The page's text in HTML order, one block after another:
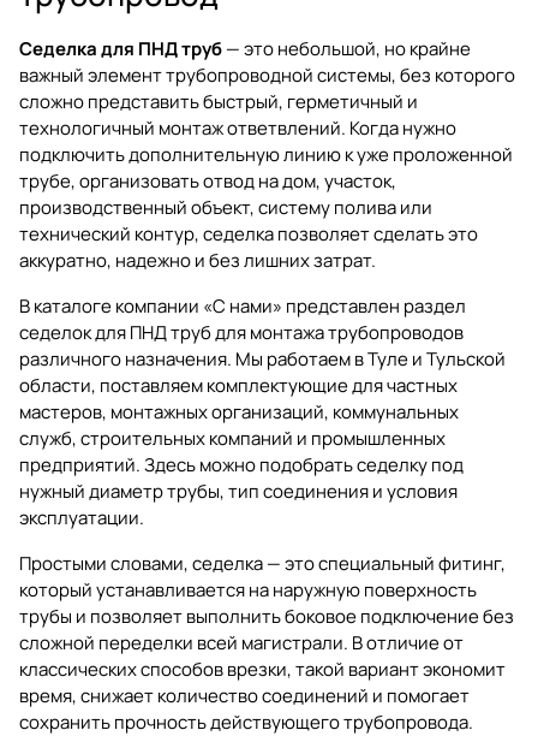
Седелка для ПНД труб— это небольшой, но крайне
важный элемент трубопроводной системы, без которого
сложно представить быстрый, герметичный и
технологичный монтаж ответвлений. Когда нужно
подключить дополнительную линию к уже проложенной
трубе, организовать отвод на дом, участок,
производственный объект, систему полива или
технический контур, седелка позволяет сделать это
аккуратно, надежно и без лишних затрат.
В каталоге компании «С нами» представлен раздел
седелок для ПНД трубдля монтажа трубопроводов
различного назначения. Мы работаем в Туле и Тульской
области, поставляем комплектующие для частных
мастеров, монтажных организаций, коммунальных
служб, строительных компаний и промышленных
предприятий. Здесь можно подобрать седелку под
нужный диаметр трубы, тип соединения и условия
эксплуатации.
Простыми словами, седелка — это специальный фитинг,
который устанавливается на наружную поверхность
трубы и позволяет выполнить боковое подключение без
сложной переделки всей магистрали. В отличие от
классических способов врезки, такой вариант экономит
время, снижает количество соединений и помогает
сохранить прочность действующего трубопровода.